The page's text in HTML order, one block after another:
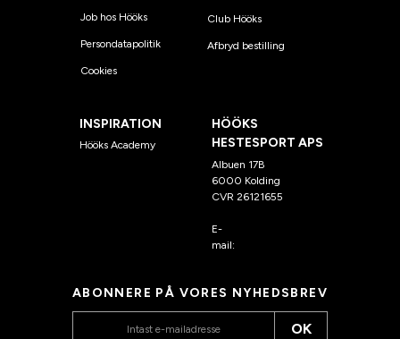
Job hos Hööks
Persondatapolitik
Cookies
Club Hööks
Afbryd bestilling
INSPIRATION
Hööks Academy
HÖÖKS
HESTESPORT APS
Albuen 17B
6000 Kolding
CVR 26121655
E-
mail:
ABONNERE PÅ VORES NYHEDSBREV
OK